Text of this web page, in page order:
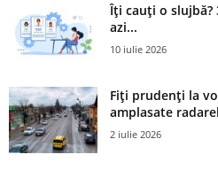
Îți cauți o slujbă?
azi...
10 iulie 2026
Fiți prudenți la
amplasate
2 iulie 2026